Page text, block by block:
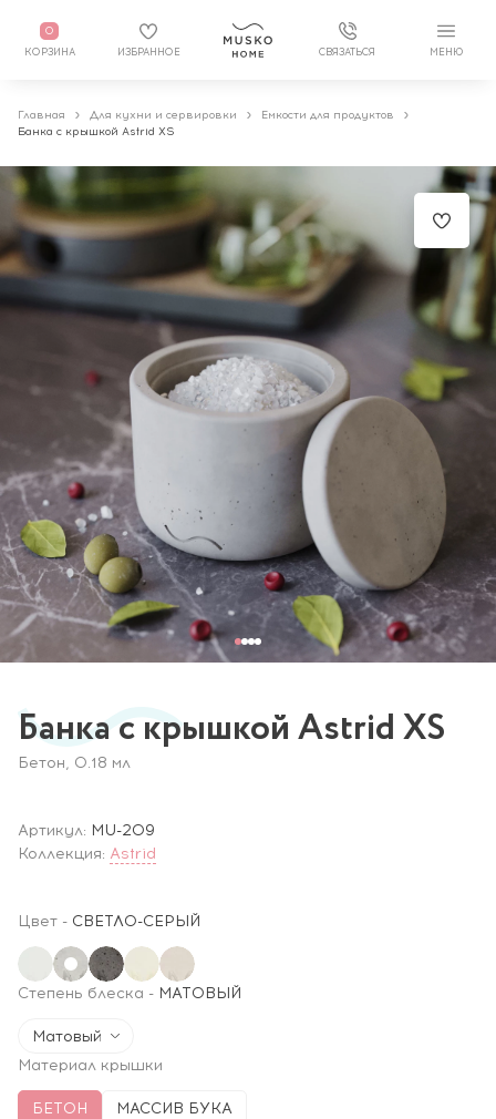
0
КОРЗИНА ИЗБРАННОЕ СВЯЗАТЬСЯ МЕНЮ
Главная Для кухни и сервировки
Емкости для продуктов
Банка с крышкой Astrid XS
Банка с крышкой Astrid XS
Бетон, 0.18 мл
Артикул: MU-209
Коллекция: Astrid
Цвет - СВЕТЛО-СЕРЫЙ
Степень блеска - МАТОВЫЙ
Матовый
Материал крышки
БЕТОН
МАССИВ БУКА